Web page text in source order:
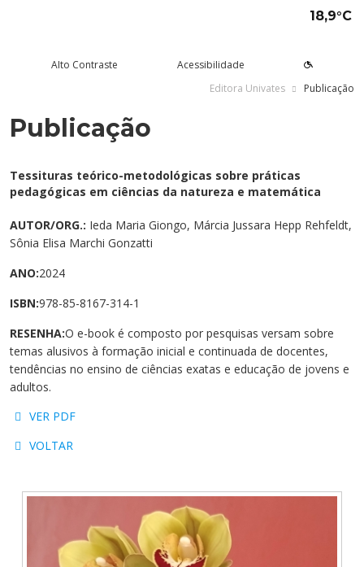
18,9°C
aqui
de ingresso
e bolsas
que a Univates?
guiadas
Univates
Presencial
e Doutorados
MBA
Crie
de Idiomas
Virtual
Institucional
e Inovação
da Inovação
Tecnológica da
e Projetos de
Abertos à Comunidade
e Lazer
Univates
e Saúde
Culturais
& Você - Comunidade
de Carreiras
Alto Contraste
Acessibilidade
Editora Univates
Publicação
Publicação
Tessituras teórico-metodológicas sobre práticas
pedagógicas em ciências da natureza e matemática
AUTOR/ORG.: Ieda Maria Giongo, Márcia Jussara Hepp Rehfeldt,
Sônia Elisa Marchi Gonzatti
ANO:2024
ISBN:978-85-8167-314-1
RESENHA:O e-book é composto por pesquisas versam sobre
temas alusivos à formação inicial e continuada de docentes,
tendências no ensino de ciências exatas e educação de jovens e
adultos.
VER PDF
VOLTAR